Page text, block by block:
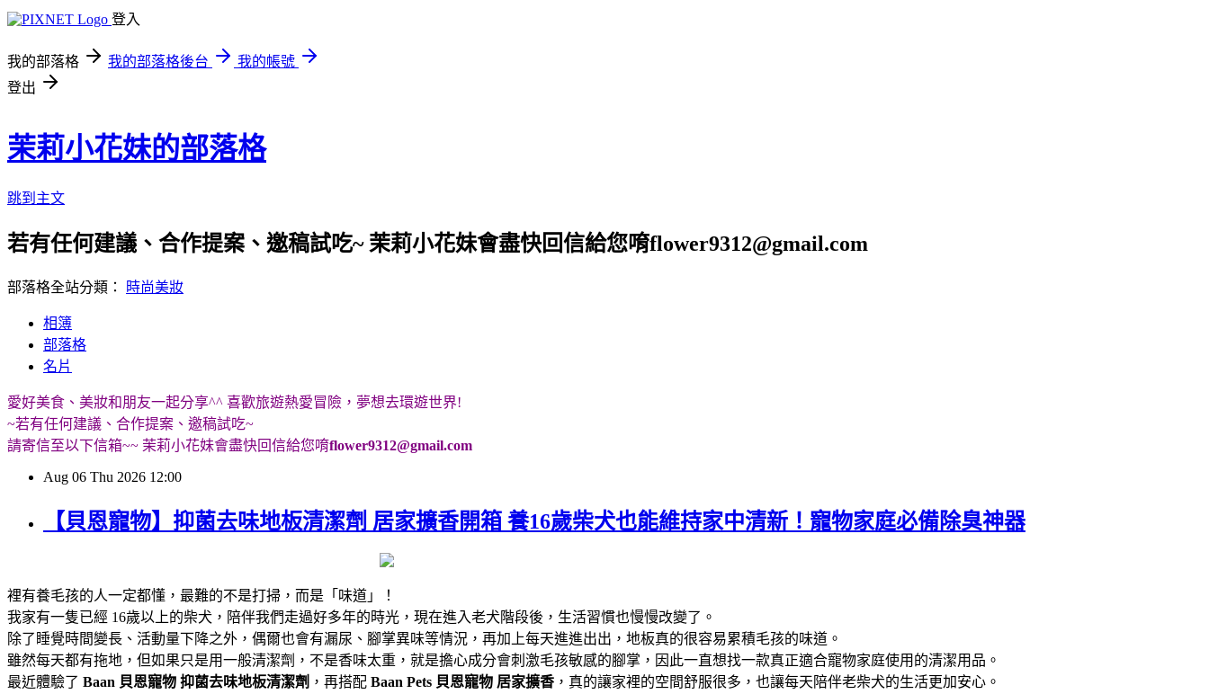
登入
我的部落格 我的部落格後台
我的帳號
登出
茉莉小花妹的部落格
跳到主文
若有任何建議、合作提案、邀稿試吃~ 茉莉小花妹會盡快回信給您唷flower9312@gmail.com
部落格全站分類： 時尚美妝
相簿
部落格
名片
愛好美食、美妝和朋友一起分享^^ 喜歡旅遊熱愛冒險，夢想去環遊世界!
~若有任何建議、合作提案、邀稿試吃~
請寄信至以下信箱~~ 茉莉小花妹會盡快回信給您唷flower9312@gmail.com
Aug 06 Thu 2026 12:00
【貝恩寵物】抑菌去味地板清潔劑 居家擴香開箱 養16歲柴犬也能維持家中清新！寵物家庭必備除臭神器
裡有養毛孩的人一定都懂，最難的不是打掃，而是「味道」！
我家有一隻已經 16歲以上的柴犬，陪伴我們走過好多年的時光，現在進入老犬階段後，生活習慣也慢慢改變了。
除了睡覺時間變長、活動量下降之外，偶爾也會有漏尿、腳掌異味等情況，再加上每天進進出出，地板真的很容易累積毛孩的味道。
雖然每天都有拖地，但如果只是用一般清潔劑，不是香味太重，就是擔心成分會刺激毛孩敏感的腳掌，因此一直想找一款真正適合寵物家庭使用的清潔用品。
最近體驗了 Baan 貝恩寵物 抑菌去味地板清潔劑 ，再搭配 Baan Pets 貝恩寵物 居家擴香 ，真的讓家裡的空間舒服很多，也讓每天陪伴老柴犬的生活更加安心。